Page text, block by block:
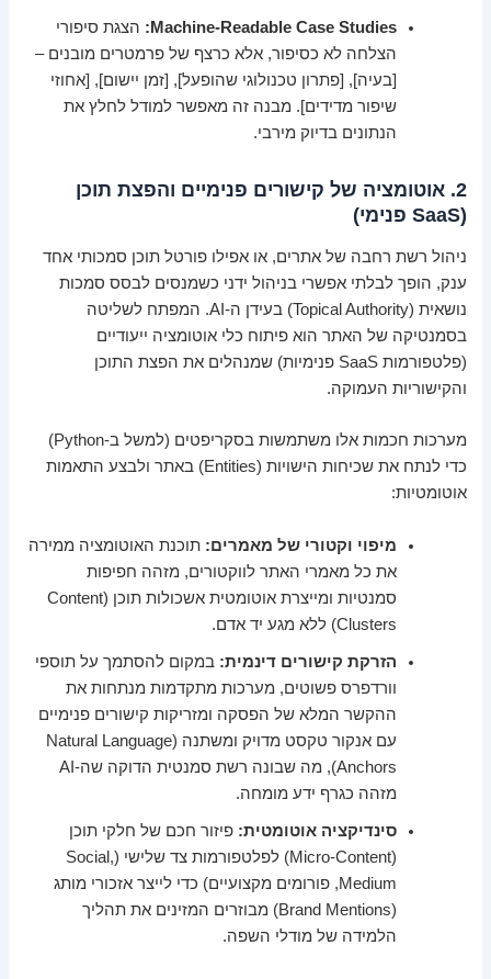
Machine-Readable Case Studies:
הצגת סיפורי
הצלחה לא כסיפור, אלא כרצף של פרמטרים מובנים –
[בעיה], [פתרון טכנולוגי שהופעל], [זמן יישום], [אחוזי
שיפור מדידים]. מבנה זה מאפשר למודל לחלץ את
הנתונים בדיוק מירבי.
2. אוטומציה של קישורים פנימיים והפצת תוכן
(SaaS פנימי)
ניהול רשת רחבה של אתרים, או אפילו פורטל תוכן סמכותי אחד
ענק, הופך לבלתי אפשרי בניהול ידני כשמנסים לבסס סמכות
נושאית (Topical Authority) בעידן ה-AI. המפתח לשליטה
בסמנטיקה של האתר הוא פיתוח כלי אוטומציה ייעודיים
(פלטפורמות SaaS פנימיות) שמנהלים את הפצת התוכן
והקישוריות העמוקה.
מערכות חכמות אלו משתמשות בסקריפטים (למשל ב-Python)
כדי לנתח את שכיחות הישויות (Entities) באתר ולבצע התאמות
אוטומטיות:
מיפוי וקטורי של מאמרים: תוכנת האוטומציה ממירה
את כל מאמרי האתר לווקטורים, מזהה חפיפות
סמנטיות ומייצרת אוטומטית אשכולות תוכן (Content
Clusters) ללא מגע יד אדם.
הזרקת קישורים דינמית: במקום להסתמך על תוספי
וורדפרס פשוטים, מערכות מתקדמות מנתחות את
ההקשר המלא של הפסקה ומזריקות קישורים פנימיים
עם אנקור טקסט מדויק ומשתנה (Natural Language
Anchors), מה שבונה רשת סמנטית הדוקה שה-AI
מזהה כגרף ידע מומחה.
סינדיקציה אוטומטית: פיזור חכם של חלקי תוכן
(Micro-Content) לפלטפורמות צד שלישי (Social,
Medium, פורומים מקצועיים) כדי לייצר אזכורי מותג
(Brand Mentions) מבוזרים המזינים את תהליך
הלמידה של מודלי השפה.